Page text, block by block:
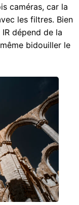
caméras, car la
les filtres. Bien
dépend de la
bidouiller le